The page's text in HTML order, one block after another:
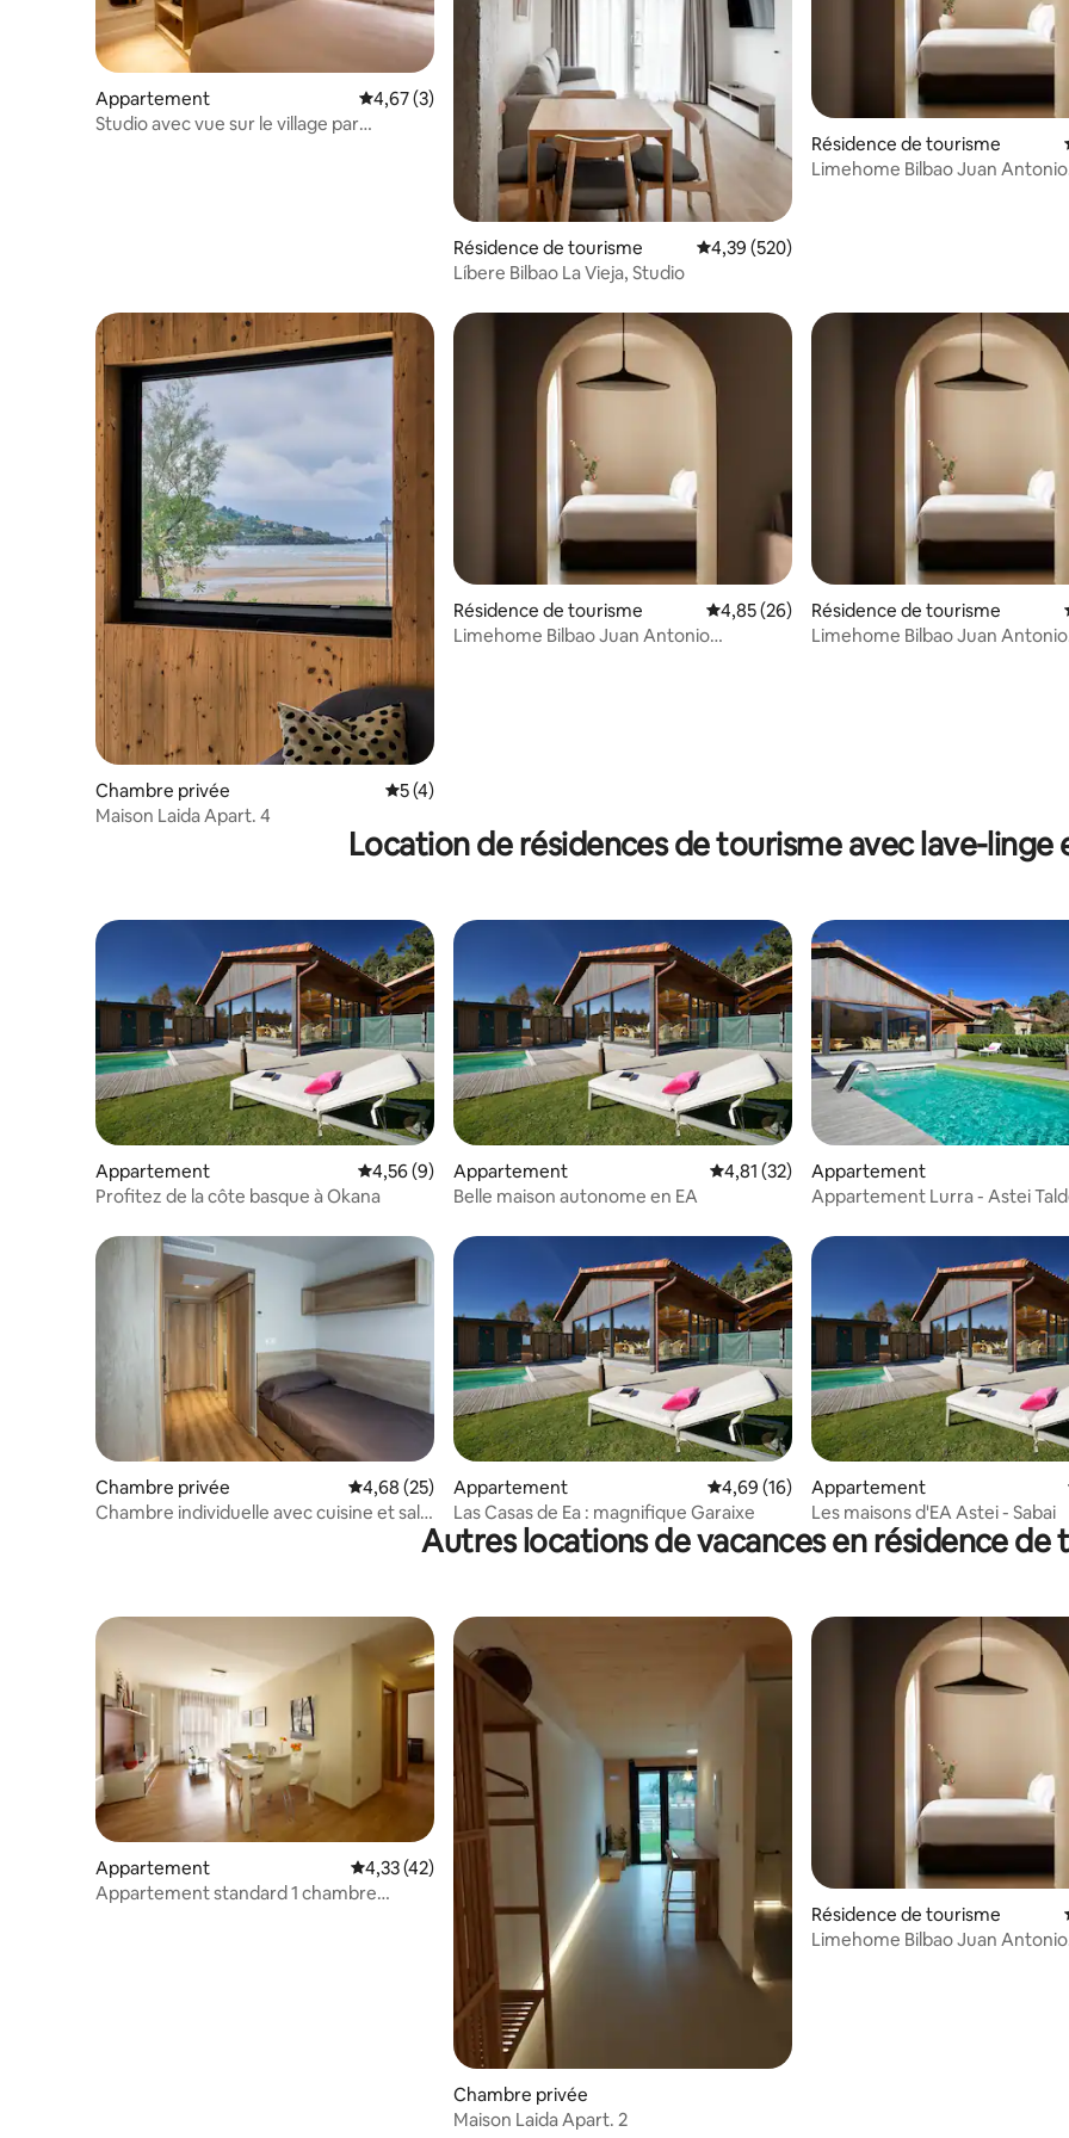
Appartement Évaluation moyenne sur la base de 3 commentaires : 4,67 sur 5
4,67 (3)
Studio avec vue sur le village par
Résidence de tourisme Évaluation moyenne sur la base de 520
4,39 (520)
Líbere Bilbao La Vieja, Studio
Résidence de tourisme
Limehome Bilbao Juan Antonio
Chambre privée Évaluation moyenne sur la base de 4 commentaires : 5 sur 5
5 (4)
Maison Laida Apart. 4
Résidence de tourisme Évaluation moyenne sur la base de 26
4,85 (26)
Limehome Bilbao Juan Antonio
Résidence de tourisme
Limehome Bilbao Juan Antonio
Location de résidences de tourisme avec lave-linge
Appartement Évaluation moyenne sur la base de 9 commentaires : 4,56 sur 5
4,56 (9)
Profitez de la côte basque à Okana
Appartement Évaluation moyenne sur la base de 32
4,81 (32)
Belle maison autonome en EA
Appartement
Appartement Lurra - Astei
Chambre privée Évaluation moyenne sur la base de 25 commentaires : 4,68 sur 5
4,68 (25)
Chambre individuelle avec cuisine et salle
Appartement Évaluation moyenne sur la base de 16
4,69 (16)
Las Casas de Ea : magnifique Garaixe
Appartement
Les maisons d'EA Astei - Sabai
Autres locations de vacances en résidence de
Appartement Évaluation moyenne sur la base de 42 commentaires : 4,33 sur 5
4,33 (42)
Appartement standard 1 chambre
Chambre privée
Maison Laida Apart. 2
Résidence de tourisme
Limehome Bilbao Juan Antonio